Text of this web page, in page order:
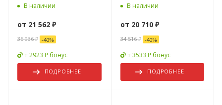
В наличии
от 21 562 ₽
35 936 ₽ -40%
+ 2923 ₽ бонус
ПОДРОБНЕЕ
В наличии
от 20 710 ₽
34 516 ₽ -40%
+ 3533 ₽ бонус
ПОДРОБНЕЕ